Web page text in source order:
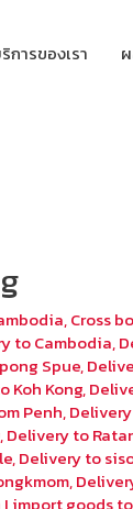
การของเรา
,Cross
to Cambodia,
Spue,
Koh Kong,
Penh,
,Delivery to
,Delivery to
,